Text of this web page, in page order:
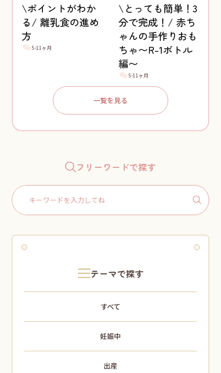
\ポイントがわか
る/ 離乳食の進め
方
5-11ヶ月
\とっても簡単！3
分で完成！/ 赤ち
ゃんの手作りおも
ちゃ〜R-1ボトル
編〜
5-11ヶ月
一覧を見る
フリーワードで探す
Search
for:
テーマで探す
すべて
妊娠中
出産